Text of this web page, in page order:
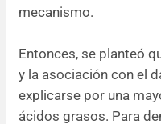
mecanismo.
Entonces, se planteó
y la asociación con el
explicarse por una
ácidos grasos. Para